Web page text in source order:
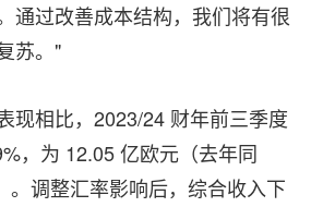
通过改善成本结构，我们将有很
苏。"
现相比，2023/24 财年前三季度
，为 12.05 亿欧元（去年同
。调整汇率影响后，综合收入下